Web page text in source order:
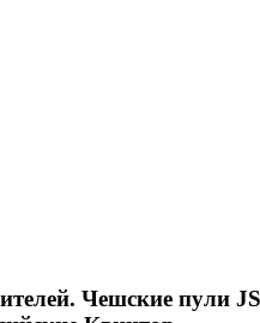
Чешские пули